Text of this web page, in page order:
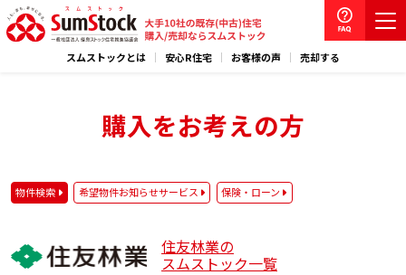
スムストックとは 安心R住宅 お客様の声 売却する
購入をお考えの方
物件検索 希望物件お知らせサービス 保険・ローン
住友林業の
スムストック一覧